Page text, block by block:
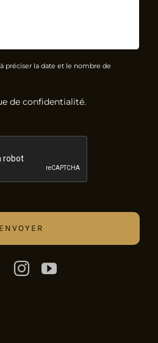
préciser la date et le nombre de
de confidentialité.